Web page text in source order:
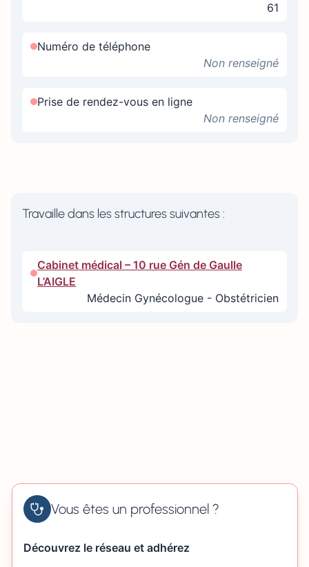
61
Numéro de téléphone
Non renseigné
Prise de rendez-vous en ligne
Non renseigné
Travaille dans les structures suivantes :
Cabinet médical – 10 rue Gén de Gaulle
L’AIGLE
Médecin Gynécologue - Obstétricien
Vous êtes un professionnel ?
Découvrez le réseau et adhérez